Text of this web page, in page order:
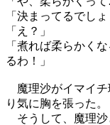
「決まってるでし
「え？」
「煮れば柔らかく
るわ！」
魔理沙がイマイチ
り気に胸を張った。
そうして、魔理沙